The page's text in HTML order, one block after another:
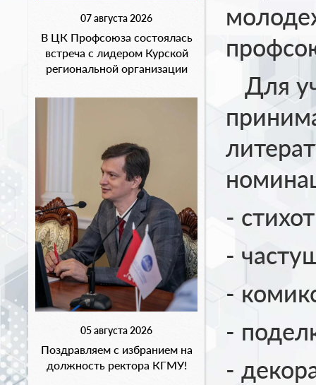
07 августа 2026
В ЦК Профсоюза состоялась
встреча с лидером Курской
региональной организации
05 августа 2026
Поздравляем с избранием на
должность ректора КГМУ!
Для
-
-
-
-
-